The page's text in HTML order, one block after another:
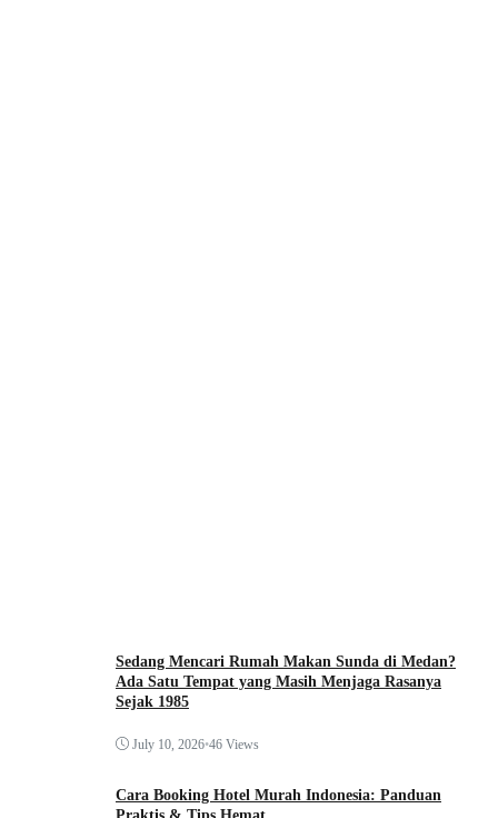
Sedang Mencari Rumah Makan Sunda di Medan?
Ada Satu Tempat yang Masih Menjaga Rasanya
Sejak 1985
July 10, 2026•46 Views
Cara Booking Hotel Murah Indonesia: Panduan